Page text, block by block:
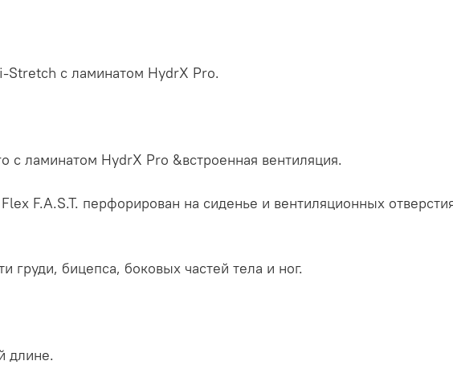
Stretch с ламинатом HydrX Pro.
с ламинатом HydrX Pro &встроенная вентиляция.
F.A.S.T. перфорирован на сиденье и вентиляционных
груди, бицепса, боковых частей тела и ног.
длине.